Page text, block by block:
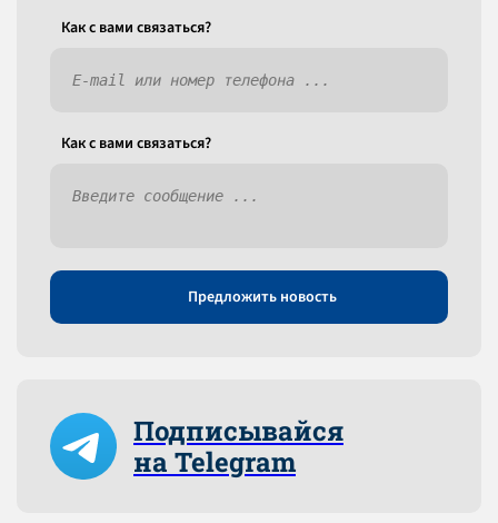
Как c вами связаться?
Как c вами связаться?
Предложить новость
Подписывайся
на Telegram